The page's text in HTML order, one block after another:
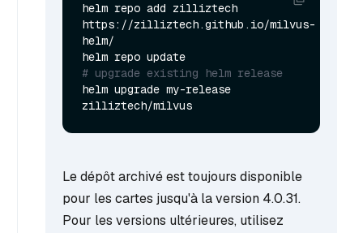
helm repo add zilliztech
https://zilliztech.github.io/milvus-
helm/
# upgrade existing helm release
helm upgrade my-release
Le dépôt archivé est toujours disponible
pour les cartes jusqu'à la version 4.0.31.
Pour les versions ultérieures, utilisez